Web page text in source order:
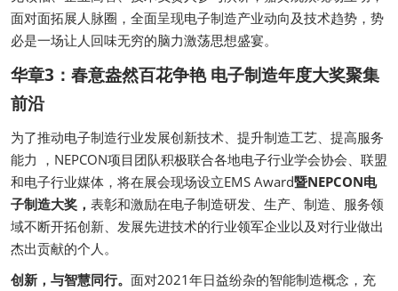
面对面拓展人脉圈，全面呈现电子制造产业动向及技术趋势，势
必是一场让人回味无穷的脑力激荡思想盛宴。
华章3：春意盎然百花争艳 电子制造年度大奖聚集
前沿
为了推动电子制造行业发展创新技术、提升制造工艺、提高服务
能力 ，NEPCON项目团队积极联合各地电子行业学会协会、联盟
和电子行业媒体，将在展会现场设立EMS Award暨NEPCON电
子制造大奖， 表彰和激励在电子制造研发、生产、制造、服务领
域不断开拓创新、发展先进技术的行业领军企业以及对行业做出
杰出贡献的个人。
创新，与智慧同行。 面对2021年日益纷杂的智能制造概念，充